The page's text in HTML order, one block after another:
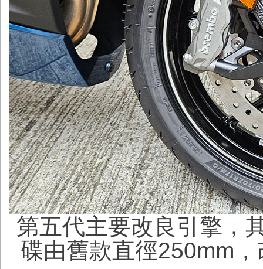
第五代主要改良引擎，
碟由舊款直徑250mm